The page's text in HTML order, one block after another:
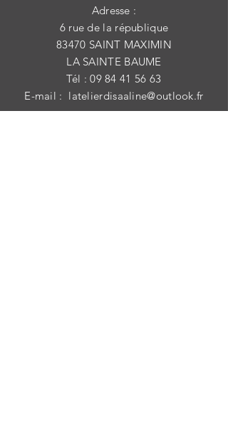
Adresse :
6 rue de la république
83470 SAINT MAXIMIN
LA SAINTE BAUME
Tél :09 84 41 56 63
E-mail : latelierdisaaline@outlook.fr